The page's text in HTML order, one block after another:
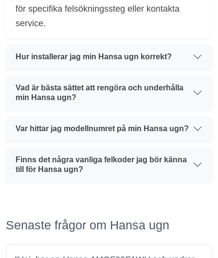
för specifika felsökningssteg eller kontakta
service.
Hur installerar jag min Hansa ugn korrekt?
Vad är bästa sättet att rengöra och underhålla
min Hansa ugn?
Var hittar jag modellnumret på min Hansa ugn?
Finns det några vanliga felkoder jag bör känna
till för Hansa ugn?
Senaste frågor om Hansa ugn